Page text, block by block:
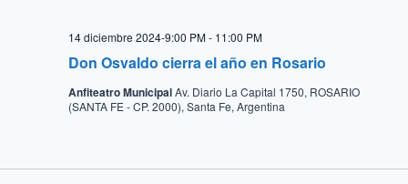
Don Osvaldo cierra el año en Rosario
14 diciembre 2024-9:00 PM- 11:00 PM
Anfiteatro MunicipalAv. Diario La Capital 1750, ROSARIO
(SANTA FE - CP. 2000), Santa Fe, Argentina